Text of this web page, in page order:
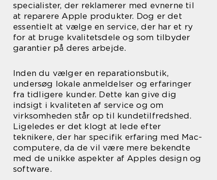
specialister, der reklamerer med evnerne til
at reparere Apple produkter. Dog er det
essentielt at vælge en service, der har et ry
for at bruge kvalitetsdele og som tilbyder
garantier på deres arbejde.
Inden du vælger en reparationsbutik,
undersøg lokale anmeldelser og erfaringer
fra tidligere kunder. Dette kan give dig
indsigt i kvaliteten af service og om
virksomheden står op til kundetilfredshed.
Ligeledes er det klogt at lede efter
teknikere, der har specifik erfaring med Mac-
computere, da de vil være mere bekendte
med de unikke aspekter af Apples design og
software.